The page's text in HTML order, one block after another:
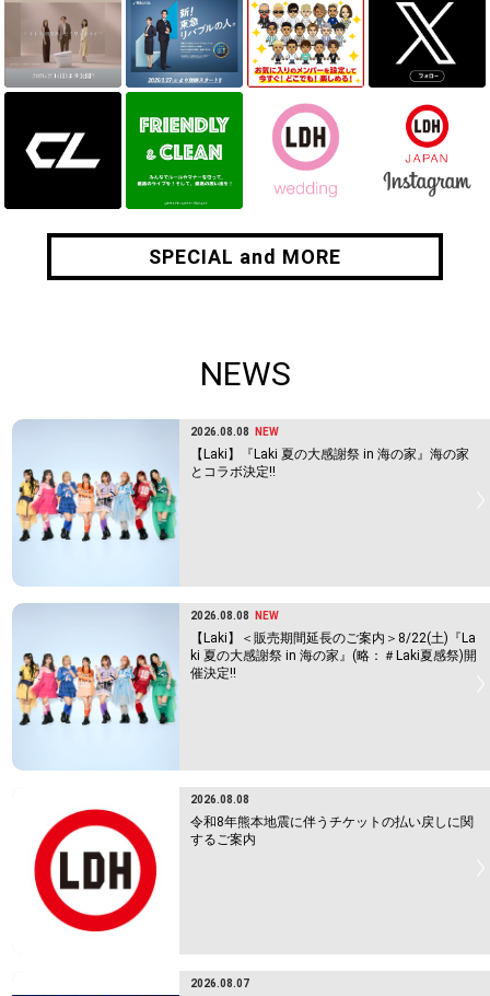
SPECIAL and MORE
SPECIAL and MORE
NEWS
2026.08.08 NEW
【Laki】『Laki 夏の大感謝祭 in 海の家』海の家
とコラボ決定!!
2026.08.08 NEW
【Laki】＜販売期間延長のご案内＞8/22(土)『La
ki 夏の大感謝祭 in 海の家』(略：＃Laki夏感祭)開
催決定!!
2026.08.08
令和8年熊本地震に伴うチケットの払い戻しに関
するご案内
2026.08.07